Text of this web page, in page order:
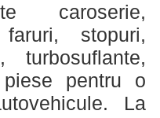
caroserie,
stopuri,
turbosuflante,
pentru o
La